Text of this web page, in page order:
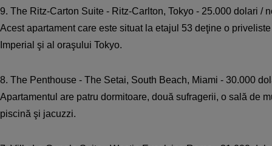
9. The Ritz-Carton Suite - Ritz-Carlton, Tokyo - 25.000 dolari /
Acest apartament care este situat la etajul 53 deţine o
Imperial şi al oraşului Tokyo.
8. The Penthouse - The Setai, South Beach, Miami - 30.000
Apartamentul are patru dormitoare, două sufragerii, o sală de
piscină şi jacuzzi.